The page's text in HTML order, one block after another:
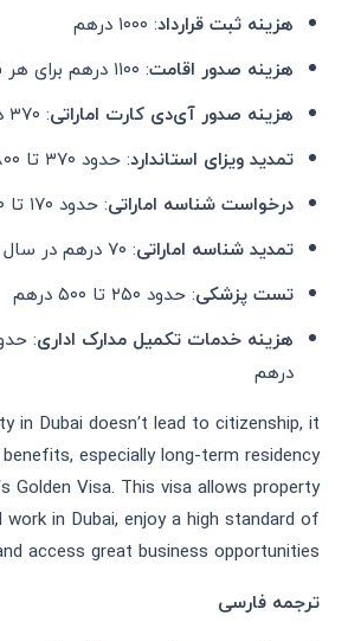
هزینه ثبت قرارداد: ۱۰۰۰ درهم
هزینه صدور اقامت: ۱۱۰۰ درهم برای هر فرد
هزینه صدور آی‌دی کارت اماراتی: ۳۷۰ درهم
تمدید ویزای استاندارد: حدود ۳۷۰ تا ۸۰۰ درهم
درخواست شناسه اماراتی: حدود ۱۷۰ تا ۳۷۰ درهم
تمدید شناسه اماراتی: ۷۰ درهم در سال
تست پزشکی: حدود ۲۵۰ تا ۵۰۰ درهم
هزینه خدمات تکمیل مدارک اداری
درهم
in Dubai doesn’t lead to citizenship, it
especially long-term residency
Golden Visa. This visa allows property
in Dubai, enjoy a high standard of
access great business opportunities.
ترجمه فارسی